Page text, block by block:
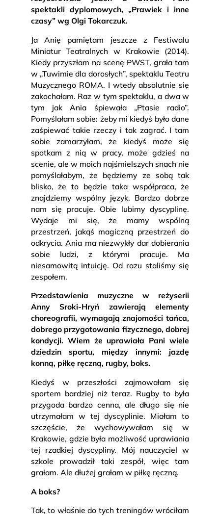
spektakli dyplomowych, „Prawiek i inne
czasy” wg Olgi Tokarczuk.
Ja Anię pamiętam jeszcze z Festiwalu
Miniatur Teatralnych w Krakowie (2014).
Kiedy przyszłam na scenę PWST, grała tam
w „Tuwimie dla dorosłych”, spektaklu Teatru
Muzycznego ROMA. I wtedy absolutnie się
zakochałam. Raz w tym spektaklu, a dwa w
tym jak Ania śpiewała „Ptasie radio”.
Pomyślałam sobie: żeby mi kiedyś było dane
zaśpiewać takie rzeczy i tak zagrać. I tam
sobie zamarzyłam, że kiedyś może się
spotkam z nią w pracy, może gdzieś na
scenie, ale w moich najśmielszych snach nie
pomyślałabym, że będziemy ze sobą tak
blisko, że to będzie taka współpraca, że
znajdziemy wspólny język. Bardzo dobrze
nam się pracuje. Obie lubimy dyscyplinę.
Wydaje mi się, że mamy wspólną
przestrzeń, jakąś magiczną przestrzeń do
odkrycia. Ania ma niezwykły dar dobierania
sobie ludzi, z którymi pracuje. Ma
niesamowitą intuicję. Od razu staliśmy się
zespołem.
Przedstawienia muzyczne w reżyserii
Anny Sroki-Hryń zawierają elementy
choreografii, wymagają znajomości tańca,
dobrego przygotowania fizycznego, dobrej
kondycji. Wiem że uprawiała Pani wiele
dziedzin sportu, między innymi: jazdę
konną, piłkę ręczną, rugby, boks.
Kiedyś w przeszłości zajmowałam się
sportem bardziej niż teraz. Rugby to była
przygoda bardzo cenna, ale długo się nie
utrzymałam w tej dyscyplinie. Miałam to
szczęście, że wychowywałam się w
Krakowie, gdzie była możliwość uprawiania
tej rzadkiej dyscypliny. Mój nauczyciel w
szkole prowadził taki zespół, więc tam
grałam. Ale dłużej grałam w piłkę ręczną.
A boks?
Tak, to właśnie do tych treningów wróciłam